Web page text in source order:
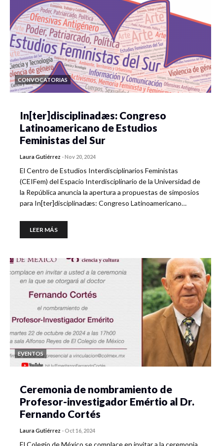
CONVOCATORIAS
In[ter]disciplinadæs: Congreso
Latinoamericano de Estudios
Feministas del Sur
Laura Gutiérrez -Nov 20, 2024
El Centro de Estudios Interdisciplinarios Feministas
(CEIFem) del Espacio Interdisciplinario de la Universidad de
la República anuncia la apertura a propuestas de simposios
para In[ter]disciplinadæs: Congreso Latinoamericano…
LEER MÁS
EVENTOS
Ceremonia de nombramiento de
Profesor-investigador Emértio al Dr.
Fernando Cortés
Laura Gutiérrez -Oct 16, 2024
El Colegio de México se complace en invitar a la ceremonia